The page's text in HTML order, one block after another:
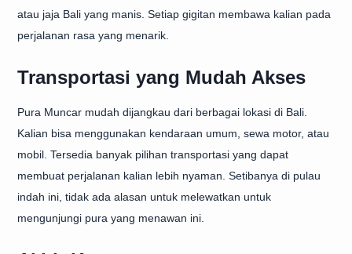
atau jaja Bali yang manis. Setiap gigitan membawa kalian pada
perjalanan rasa yang menarik.
Transportasi yang Mudah Akses
Pura Muncar mudah dijangkau dari berbagai lokasi di Bali.
Kalian bisa menggunakan kendaraan umum, sewa motor, atau
mobil. Tersedia banyak pilihan transportasi yang dapat
membuat perjalanan kalian lebih nyaman. Setibanya di pulau
indah ini, tidak ada alasan untuk melewatkan untuk
mengunjungi pura yang menawan ini.